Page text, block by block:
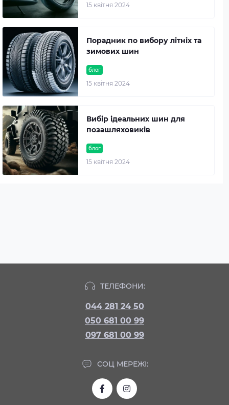
15 квітня 2024
блог
15 квітня 2024
Порадник по вибору літніх та
зимових шин
блог
15 квітня 2024
Вибір ідеальних шин для
позашляховиків
ТЕЛЕФОНИ:
044 281 24 50
050 681 00 99
097 681 00 99
СОЦ МЕРЕЖІ: